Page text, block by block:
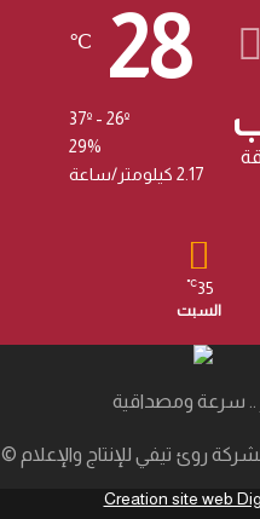
28
℃
37º - 26º
29%
2.17 كيلومتر/ساعة
35
℃
السبت
.. سرعة ومصداقية
روئ تيفي للإنتاج والإعلام © 2021
Creation site web